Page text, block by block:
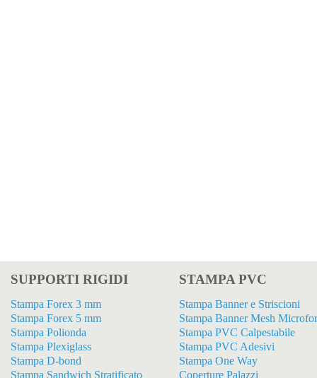
SUPPORTI RIGIDI STAMPA PVC
Stampa Forex 3 mm
Stampa Forex 5 mm
Stampa Polionda
Stampa Plexiglass
Stampa D-bond
Stampa Sandwich Stratificato
Stampa Banner e Striscioni
Stampa Banner Mesh
Stampa PVC Calpestabile
Stampa PVC Adesivi
Stampa One Way
Coperture Palazzi